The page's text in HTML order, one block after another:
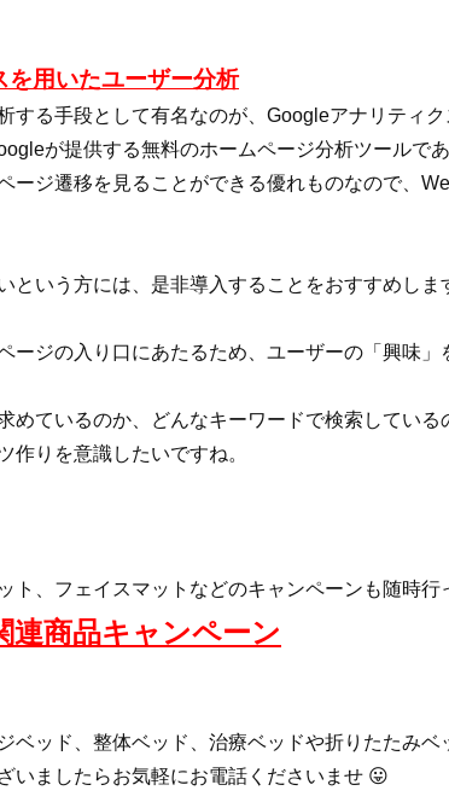
を用いたユーザー分析
する手段として有名なのが、Googleアナリティク
が提供する無料のホームページ分析ツールで
ージ遷移を見ることができる優れものなので、
という方には、是非導入することをおすすめしま
ージの入り口にあたるため、ユーザーの「興味
めているのか、どんなキーワードで検索している
作りを意識したいですね。
ト、フェイスマットなどのキャンペーンも随時行
連商品キャンペーン
ベッド、整体ベッド、治療ベッドや折りたたみベ
いましたらお気軽にお電話くださいませ 😛